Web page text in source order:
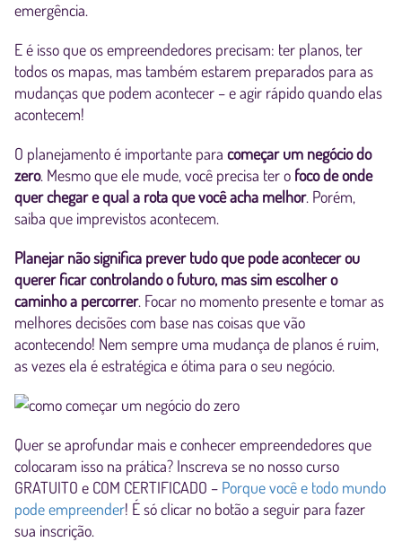
emergência.
E é isso que os empreendedores precisam: ter planos, ter
todos os mapas, mas também estarem preparados para as
mudanças que podem acontecer – e agir rápido quando elas
acontecem!
O planejamento é importante para começar um negócio do
zero. Mesmo que ele mude, você precisa ter o foco de onde
quer chegar e qual a rota que você acha melhor. Porém,
saiba que imprevistos acontecem.
Planejar não significa prever tudo que pode acontecer ou
querer ficar controlando o futuro, mas sim escolher o
caminho a percorrer. Focar no momento presente e tomar as
melhores decisões com base nas coisas que vão
acontecendo! Nem sempre uma mudança de planos é ruim,
as vezes ela é estratégica e ótima para o seu negócio.
Quer se aprofundar mais e conhecer empreendedores que
colocaram isso na prática? Inscreva se no nosso curso
GRATUITO e COM CERTIFICADO – Porque você e todo mundo
pode empreender! É só clicar no botão a seguir para fazer
sua inscrição.